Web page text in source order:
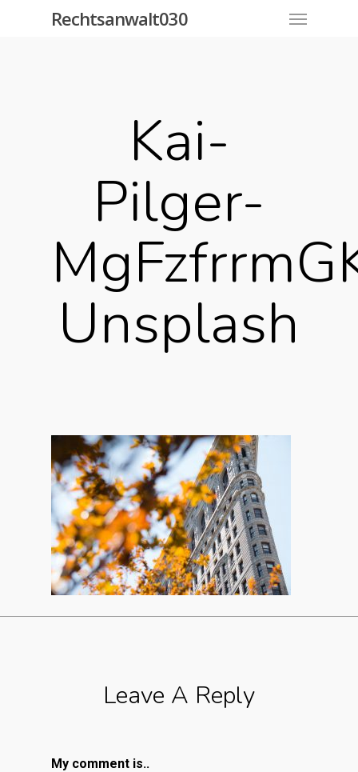
Rechtsanwalt030
Kai-
Pilger-
Unsplash
Leave A Reply
My comment is..